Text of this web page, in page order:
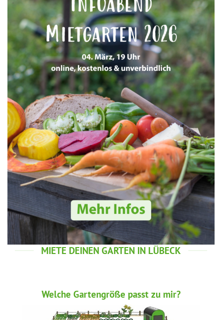
MIETE DEINEN GARTEN IN LÜBECK
Welche Gartengröße passt zu mir?